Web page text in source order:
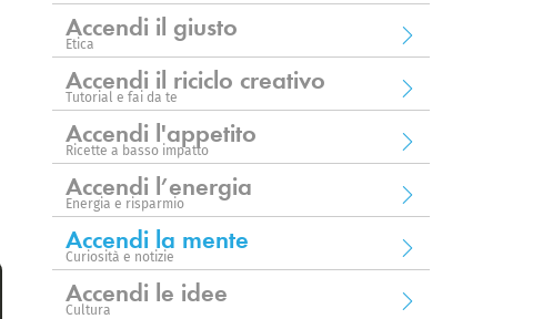
Accendi il giusto
Etica
Accendi il riciclo creativo
Tutorial e fai da te
Accendi l'appetito
Ricette a basso impatto
Accendi l’energia
Energia e risparmio
Accendi la mente
Curiosità e notizie
Accendi le idee
Cultura